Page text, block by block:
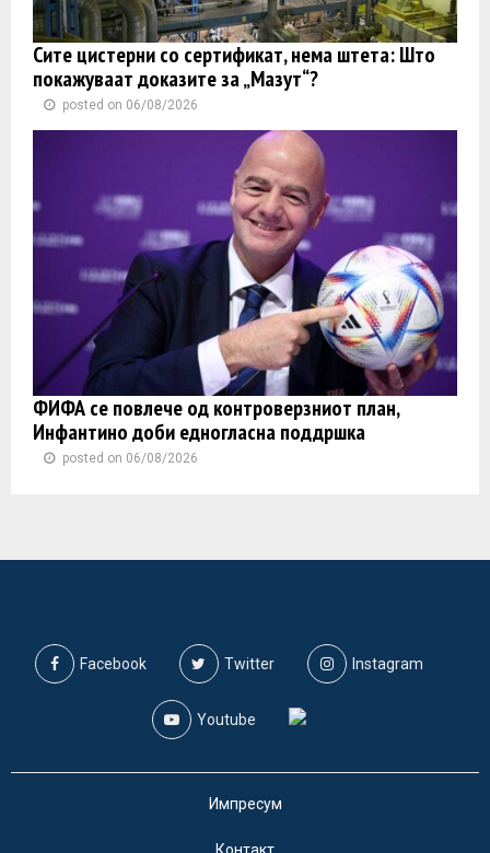
Сите цистерни со сертификат, нема штета: Што
покажуваат доказите за „Мазут“?
posted on 06/08/2026
ФИФА се повлече од контроверзниот план,
Инфантино доби едногласна поддршка
posted on 06/08/2026
Facebook Twitter Instagram
Youtube
Импресум